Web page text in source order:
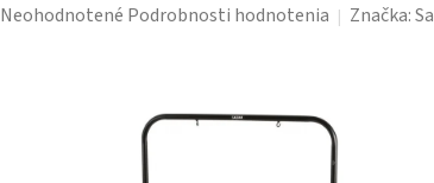
Priemerné
Neohodnotené Podrobnosti hodnotenia Značka: